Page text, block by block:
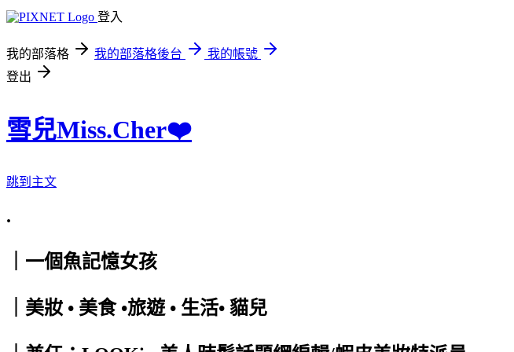
登入
我的部落格 我的部落格後台
我的帳號
登出
雪兒Miss.Cher❤️
跳到主文
.
｜一個魚記憶女孩
｜美妝 • 美食 •旅遊 • 生活• 貓兒